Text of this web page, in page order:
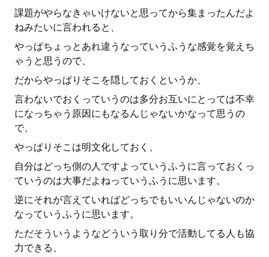
課題がやらなきゃいけないと思ってから集まったんだよ
ねみたいに言われると、
やっぱちょっとあれ違うなっていうふうな感覚を覚えち
ゃうと思うので、
だからやっぱりそこを隠しておくというか、
言わないでおくっていうのは多分お互いにとっては不幸
になっちゃう原因にもなるんじゃないかなって思うの
で、
やっぱりそこは明文化しておく、
自分はどっち側の人ですよっていうふうに言っておくっ
ていうのは大事だよねっていうふうに思います。
逆にそれが言えていればどっちでもいいんじゃないのか
なっていうふうに思います。
ただそういうようなどういう取り分で活動してる人も協
力できる、